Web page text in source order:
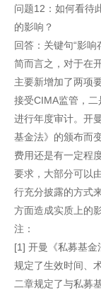
问题12：如何看待
的影响？
回答：关键句“影响
简而言之，对于在
主要新增加了两项
接受CIMA监管，
进行年度审计。开
基金法》的颁布而
费用还是有一定程
要求，大部分可以
行充分披露的方式
方面造成实质上的影
注：
[1] 开曼《私募基金
规定了生效时间、
二章规定了与私募